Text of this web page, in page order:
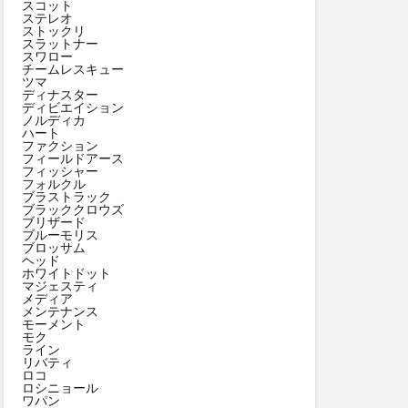
スコット
ステレオ
ストックリ
スラットナー
スワロー
チームレスキュー
ツマ
ディナスター
ディビエイション
ノルディカ
ハート
ファクション
フィールドアース
フィッシャー
フォルクル
ブラストラック
ブラッククロウズ
ブリザード
ブルーモリス
ブロッサム
ヘッド
ホワイトドット
マジェスティ
メディア
メンテナンス
モーメント
モク
ライン
リバティ
ロコ
ロシニョール
ワパン